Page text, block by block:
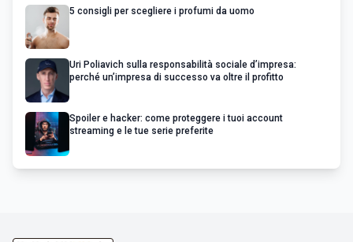
5 consigli per scegliere i profumi da uomo
Uri Poliavich sulla responsabilità sociale d’impresa:
perché un’impresa di successo va oltre il profitto
Spoiler e hacker: come proteggere i tuoi account
streaming e le tue serie preferite